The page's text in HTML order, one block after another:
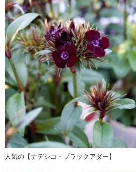
人気の【ナデシコ・ブラックアダー】